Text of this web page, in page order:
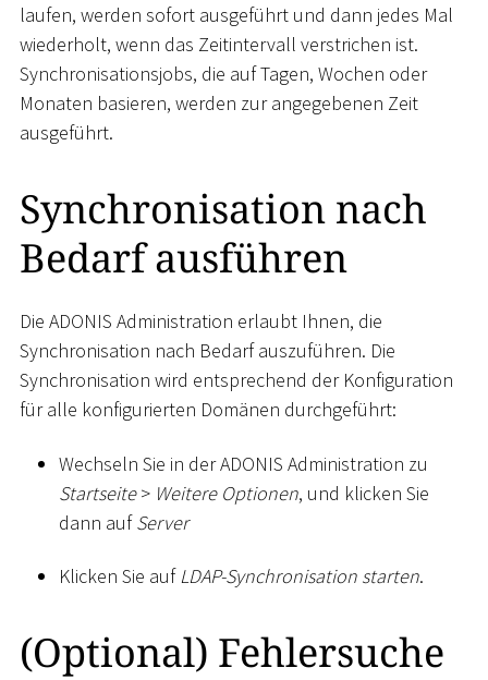
laufen, werden sofort ausgeführt und dann jedes Mal
wiederholt, wenn das Zeitintervall verstrichen ist.
Synchronisationsjobs, die auf Tagen, Wochen oder
Monaten basieren, werden zur angegebenen Zeit
ausgeführt.
Synchronisation nach
Bedarf ausführen
Die ADONIS Administration erlaubt Ihnen, die
Synchronisation nach Bedarf auszuführen. Die
Synchronisation wird entsprechend der Konfiguration
für alle konfigurierten Domänen durchgeführt:
Wechseln Sie in der ADONIS Administration zu
Startseite > Weitere Optionen, und klicken Sie
dann aufServer
Klicken Sie aufLDAP-Synchronisation starten.
(Optional) Fehlersuche